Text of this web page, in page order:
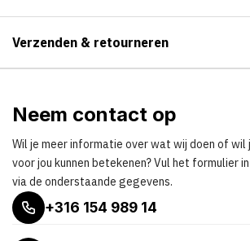
Verzenden & retourneren
Neem contact op
Wil je meer informatie over wat wij doen of
voor jou kunnen betekenen? Vul het formulier
via de onderstaande gegevens.
+316 154 989 14